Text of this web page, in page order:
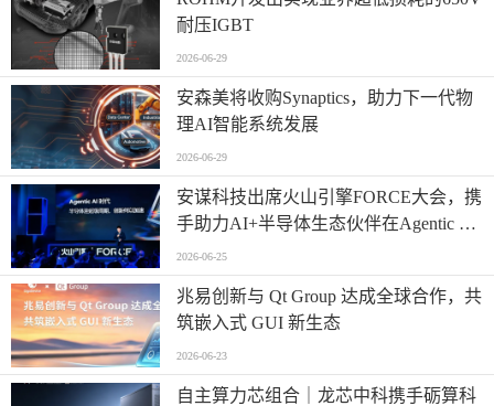
耐压IGBT
2026-06-29
安森美将收购Synaptics，助力下一代物
理AI智能系统发展
2026-06-29
安谋科技出席火山引擎FORCE大会，携
手助力AI+半导体生态伙伴在Agentic AI
时代高效创新
2026-06-25
兆易创新与 Qt Group 达成全球合作，共
筑嵌入式 GUI 新生态
2026-06-23
自主算力芯组合｜龙芯中科携手砺算科